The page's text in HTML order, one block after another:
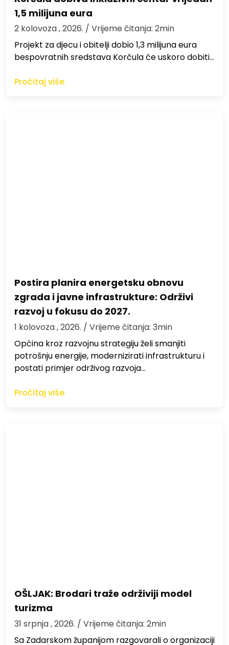
1,5 milijuna eura
2 kolovoza , 2026. / Vrijeme čitanja: 2min
Projekt za djecu i obitelji dobio 1,3 milijuna eura
bespovratnih sredstava Korčula će uskoro dobiti…
Pročitaj više
Postira planira energetsku obnovu
zgrada i javne infrastrukture: Održivi
razvoj u fokusu do 2027.
1 kolovoza , 2026. / Vrijeme čitanja: 3min
Općina kroz razvojnu strategiju želi smanjiti
potrošnju energije, modernizirati infrastrukturu i
postati primjer održivog razvoja…
Pročitaj više
OŠLJAK: Brodari traže održiviji model
turizma
31 srpnja , 2026. / Vrijeme čitanja: 2min
Sa Zadarskom županijom razgovarali o organizaciji